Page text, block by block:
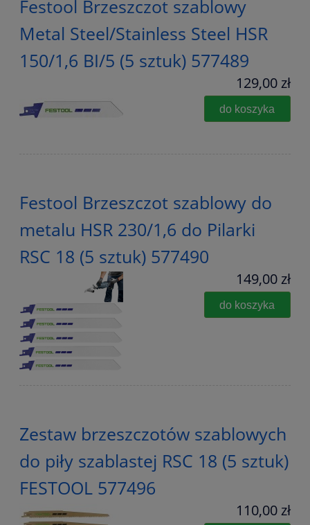
Festool Brzeszczot szablowy
Metal Steel/Stainless Steel HSR
150/1,6 BI/5 (5 sztuk) 577489
129,00 zł
do koszyka
Festool Brzeszczot szablowy do
metalu HSR 230/1,6 do Pilarki
RSC 18 (5 sztuk) 577490
149,00 zł
do koszyka
Zestaw brzeszczotów szablowych
do piły szablastej RSC 18 (5 sztuk)
FESTOOL 577496
110,00 zł